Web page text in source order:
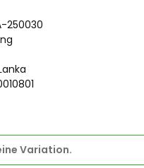
250030
Variation.